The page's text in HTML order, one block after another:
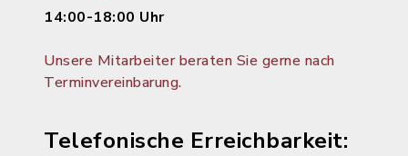
14:00-18:00 Uhr
Unsere Mitarbeiter beraten Sie gerne nach
Terminvereinbarung.
Telefonische Erreichbarkeit: